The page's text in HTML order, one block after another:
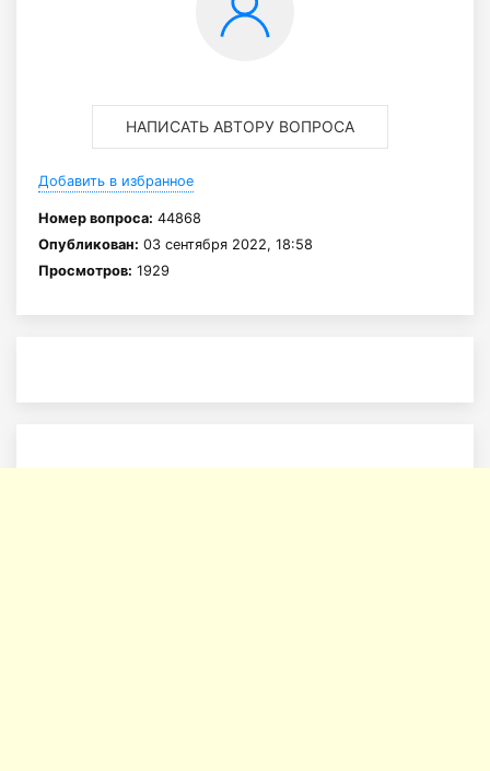
НАПИСАТЬ АВТОРУ ВОПРОСА
Добавить в избранное
Номер вопроса: 44868
Опубликован: 03 сентября 2022, 18:58
Просмотров: 1929